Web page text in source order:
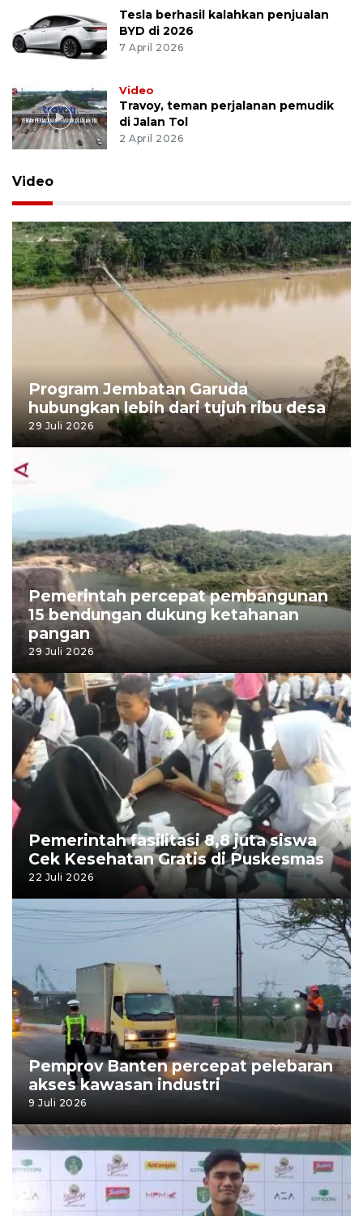
Tesla berhasil kalahkan penjualan
BYD di 2026
7 April 2026
Video
Travoy, teman perjalanan pemudik
di Jalan Tol
2 April 2026
Video
Program Jembatan Garuda
hubungkan lebih dari tujuh ribu desa
29 Juli 2026
Pemerintah percepat pembangunan
15 bendungan dukung ketahanan
pangan
29 Juli 2026
Pemerintah fasilitasi 8,8 juta siswa
Cek Kesehatan Gratis di Puskesmas
22 Juli 2026
Pemprov Banten percepat pelebaran
akses kawasan industri
9 Juli 2026